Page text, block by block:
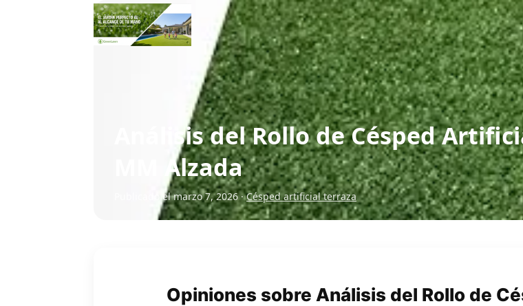
Análisis del Rollo de Césped
MM Alzada
Publicado el marzo 7, 2026 ·Césped artificial terraza
Opiniones sobre Análisis del Rollo de